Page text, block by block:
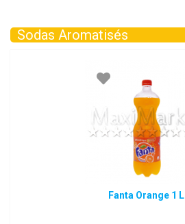
Sodas Aromatisés
Fanta Orange 1 L